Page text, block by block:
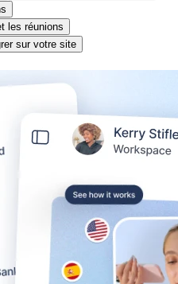
les réunions
sur votre site